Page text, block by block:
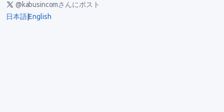
@kabusincomさんにポスト
日本語|English